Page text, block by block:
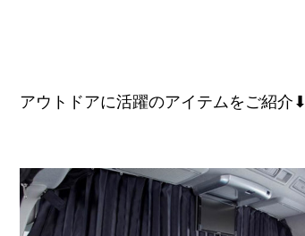
アウトドアに活躍のアイテムをご紹介⬇